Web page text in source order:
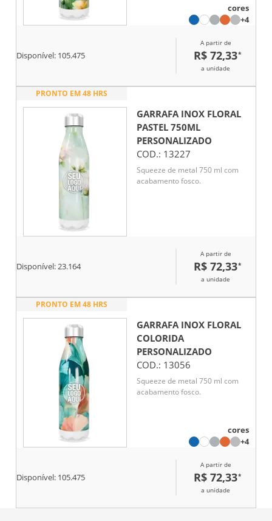
cores
+4
Disponível: 105.475
A partir de
R$ 72,33*
a unidade
PRONTO EM 48 HRS
GARRAFA INOX FLORAL
PASTEL 750ML
PERSONALIZADO
COD.: 13227
Squeeze de metal 750 ml com
acabamento fosco.
Disponível:23.164
A partir de
R$ 72,33*
a unidade
PRONTO EM 48 HRS
GARRAFA INOX FLORAL
COLORIDA
PERSONALIZADO
COD.: 13056
Squeeze de metal 750 ml com
acabamento fosco.
cores
+4
Disponível: 105.475
A partir de
R$ 72,33*
a unidade